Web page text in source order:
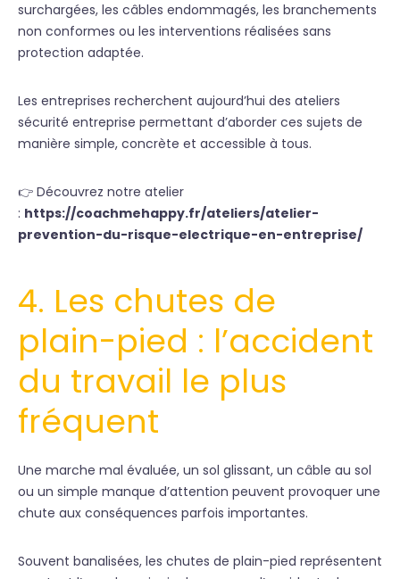
surchargées, les câbles endommagés, les branchements
non conformes ou les interventions réalisées sans
protection adaptée.
Les entreprises recherchent aujourd’hui des ateliers
sécurité entreprise permettant d’aborder ces sujets de
manière simple, concrète et accessible à tous.
👉 Découvrez notre atelier
: https://coachmehappy.fr/ateliers/atelier-
prevention-du-risque-electrique-en-entreprise/
4. Les chutes de
plain-pied : l’accident
du travail le plus
fréquent
Une marche mal évaluée, un sol glissant, un câble au sol
ou un simple manque d’attention peuvent provoquer une
chute aux conséquences parfois importantes.
Souvent banalisées, les chutes de plain-pied représentent